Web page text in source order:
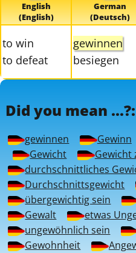
English
(English)
German
(Deutsch)
to win
to defeat
gewinnen
besiegen
Did you mean ...?:
gewinnen Gewinn
Gewicht
Gewicht
durchschnittliches
Durchschnittsgewicht
übergewichtig sein
Gewalt
etwas
ungewöhnlich sein
Gewohnheit